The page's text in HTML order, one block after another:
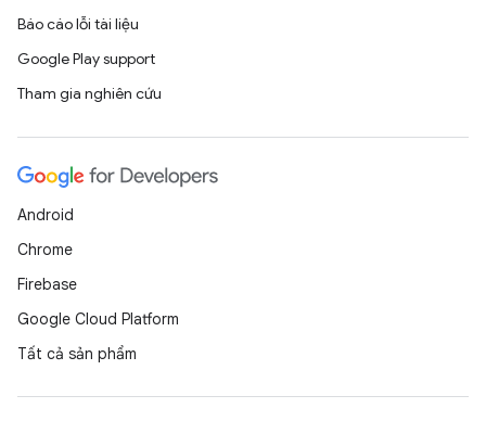
Báo cáo lỗi tài liệu
Google Play support
Tham gia nghiên cứu
Android
Chrome
Firebase
Google Cloud Platform
Tất cả sản phẩm